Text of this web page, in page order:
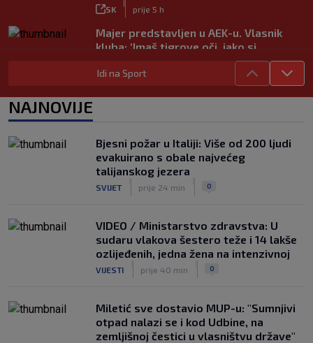
SK prije 5 h
Majer predstavljen u AEK-u. Vlasnik
kluba: ‘Imaš tigrove oči, jako si
SK
|
prije 4 h
Bio je hit druge lige, a sada s Istrom
SK prije 5 h
VIDEO / Tenisač se požalio na
gledatelja koji mu je smetao, reakcija
suca je hit
Idi na Sport
NAJNOVIJE
Bjesni požar u Italiji: Više od 200 ljudi
evakuirano s obale najvećeg
talijanskog jezera
SVIJET prije 24 min 0
VIDEO / Ministarstvo zdravstva: U
sudaru vlakova šestero teže i 14 lakše
ozlijeđenih, jedna žena na intenzivnoj
VIJESTI prije 40 min 0
Miletić sve dostavio MUP-u: "Sumnjivi
otpad nalazi se i kod Udbine, na
zemljišnoj čestici u vlasništvu države"